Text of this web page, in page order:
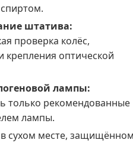
штатива:
проверка колёс,
крепления оптической
лампы:
только рекомендованные
лампы.
в сухом месте, защищённом